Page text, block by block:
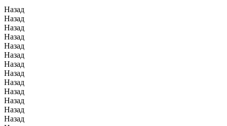
Назад
Назад
Назад
Назад
Назад
Назад
Назад
Назад
Назад
Назад
Назад
Назад
Назад